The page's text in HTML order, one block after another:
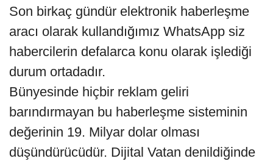
Son birkaç gündür elektronik haberleşme
aracı olarak kullandığımız WhatsApp siz
habercilerin defalarca konu olarak işlediği
durum ortadadır.
Bünyesinde hiçbir reklam geliri
barındırmayan bu haberleşme sisteminin
değerinin 19. Milyar dolar olması
düşündürücüdür. Dijital Vatan denildiğinde